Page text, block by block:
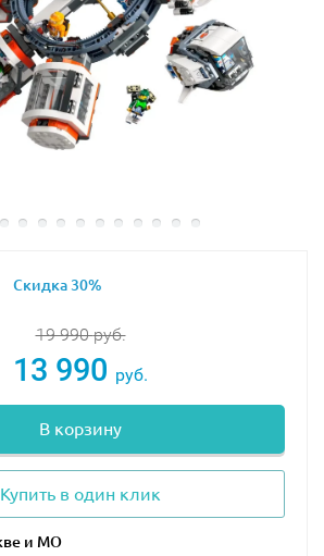
19 990руб.
13 990 руб.
В корзину
Купить в один клик
Скидка 30%